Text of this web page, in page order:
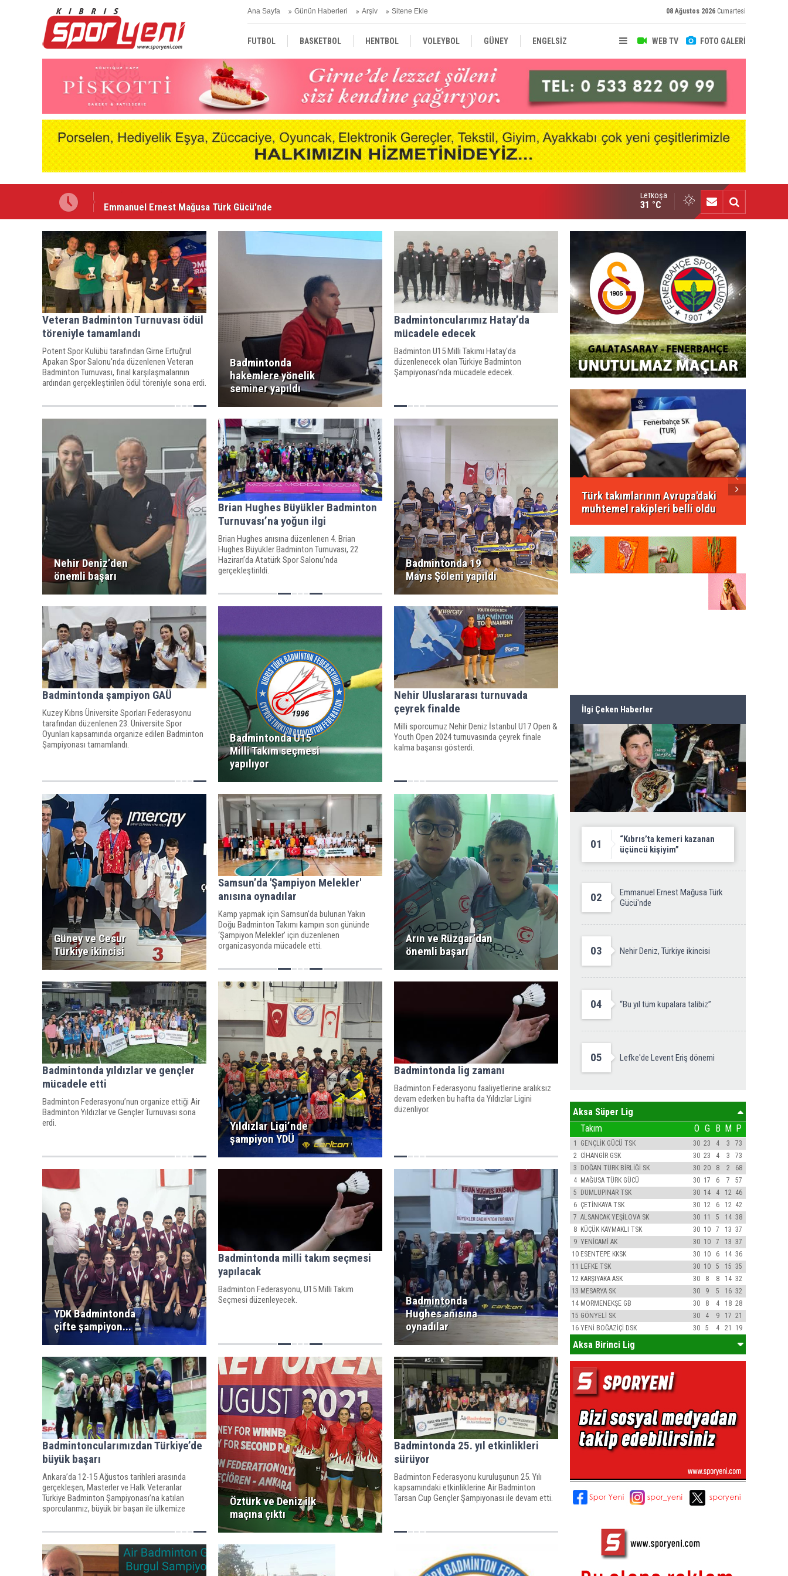
Ana Sayfa Günün Haberleri Arşiv Sitene Ekle 08 Ağustos 2026 Cumartesi
WEB TV FOTO GALERİ
FUTBOL BASKETBOL HENTBOL VOLEYBOL GÜNEY ENGELSİZ
TÜRKİYE AVRUPA DÜNYA
Emmanuel Ernest Mağusa Türk Gücü'nde
Lefkoşa
31 °C
Veteran Badminton Turnuvası ödül
töreniyle tamamlandı
Potent Spor Kulübü tarafından Girne Ertuğrul
Apakan Spor Salonu'nda düzenlenen Veteran
Badminton Turnuvası, final karşılaşmalarının
ardından gerçekleştirilen ödül töreniyle sona erdi.
Badmintonda
hakemlere yönelik
seminer yapıldı
Badmintoncularımız Hatay’da
mücadele edecek
Badminton U15 Milli Takımı Hatay'da
düzenlenecek olan Türkiye Badminton
Şampiyonası’nda mücadele edecek.
Nehir Deniz’den
önemli başarı
Brian Hughes Büyükler Badminton
Turnuvası’na yoğun ilgi
Brian Hughes anısına düzenlenen 4. Brian
Hughes Büyükler Badminton Turnuvası, 22
Haziran’da Atatürk Spor Salonu’nda
gerçekleştirildi.
Badmintonda 19
Mayıs Şöleni yapıldı
Badmintonda şampiyon GAÜ
Kuzey Kıbrıs Üniversite Sporları Federasyonu
tarafından düzenlenen 23. Üniversite Spor
Oyunları kapsamında organize edilen Badminton
Şampiyonası tamamlandı.
Badmintonda U15
Milli Takım seçmesi
yapılıyor
Nehir Uluslararası turnuvada
çeyrek finalde
Milli sporcumuz Nehir Deniz İstanbul U17 Open &
Youth Open 2024 turnuvasında çeyrek finale
kalma başarısı gösterdi.
Güney ve Cesur
Türkiye ikincisi
Samsun’da 'Şampiyon Melekler'
anısına oynadılar
Kamp yapmak için Samsun'da bulunan Yakın
Doğu Badminton Takımı kampın son gününde
‘Şampiyon Melekler’ için düzenlenen
organizasyonda mücadele etti.
Arın ve Rüzgar’dan
önemli başarı
Badmintonda yıldızlar ve gençler
mücadele etti
Badminton Federasyonu’nun organize ettiği Air
Badminton Yıldızlar ve Gençler Turnuvası sona
erdi.
Yıldızlar Ligi’nde
şampiyon YDÜ
Badmintonda lig zamanı
Badminton Federasyonu faaliyetlerine aralıksız
devam ederken bu hafta da Yıldızlar Ligini
düzenliyor.
YDK Badmintonda
çifte şampiyon...
Badmintonda milli takım seçmesi
yapılacak
Badminton Federasyonu, U15 Milli Takım
Seçmesi düzenleyecek.
Badmintonda
Hughes anısına
oynadılar
Badmintoncularımızdan Türkiye’de
büyük başarı
Ankara’da 12-15 Ağustos tarihleri arasında
gerçekleşen, Masterler ve Halk Veteranlar
Türkiye Badminton Şampiyonası’na katılan
sporcularımız, büyük bir başarı ile ülkemize
Öztürk ve Deniz ilk
maçına çıktı
Badmintonda 25. yıl etkinlikleri
sürüyor
Badminton Federasyonu kuruluşunun 25. Yılı
kapsamındaki etkinliklerine Air Badminton
Tarsan Cup Gençler Şampiyonası ile devam etti.
Türk takımlarının Avrupa'daki
muhtemel rakipleri belli oldu
İlgi Çeken Haberler
01
“Kıbrıs’ta kemeri kazanan
üçüncü kişiyim”
02
Emmanuel Ernest Mağusa Türk
Gücü'nde
03 Nehir Deniz, Türkiye ikincisi
04 “Bu yıl tüm kupalara talibiz”
05 Lefke'de Levent Eriş dönemi
Aksa Süper Lig
S
Takım O G B M P
1 GENÇLİK GÜCÜ TSK 30 23 4 3
73
2 CİHANGİR GSK 30 23 4 3
73
3 DOĞAN TÜRK BİRLİĞİ SK 30 20 8 2
68
4 MAĞUSA TÜRK GÜCÜ 30 17 6 7
57
5 DUMLUPINAR TSK 30 14 4 12 46
6 ÇETİNKAYA TSK 30 12 6 12 42
7 ALSANCAK YEŞİLOVA SK 30 11 5 14 38
8 KÜÇÜK KAYMAKLI TSK 30 10 7 13 37
9 YENİCAMİ AK 30 10 7 13 37
10 ESENTEPE KKSK 30 10 6 14 36
11 LEFKE TSK 30 10 5 15 35
12 KARŞIYAKA ASK 30 8 8 14 32
13 MESARYA SK 30 9 5 16 32
14 MORMENEKŞE GB 30 8 4 18 28
15 GÖNYELİ SK 30 4 9 17 21
16 YENİ BOĞAZİÇİ DSK 30 5 4 21 19
Aksa Birinci Lig